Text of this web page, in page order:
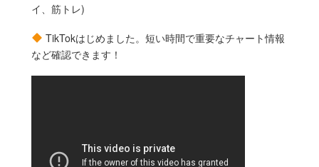
イ、筋トレ)
TikTokはじめました。短い時間で重要なチャート情報
など確認できます！